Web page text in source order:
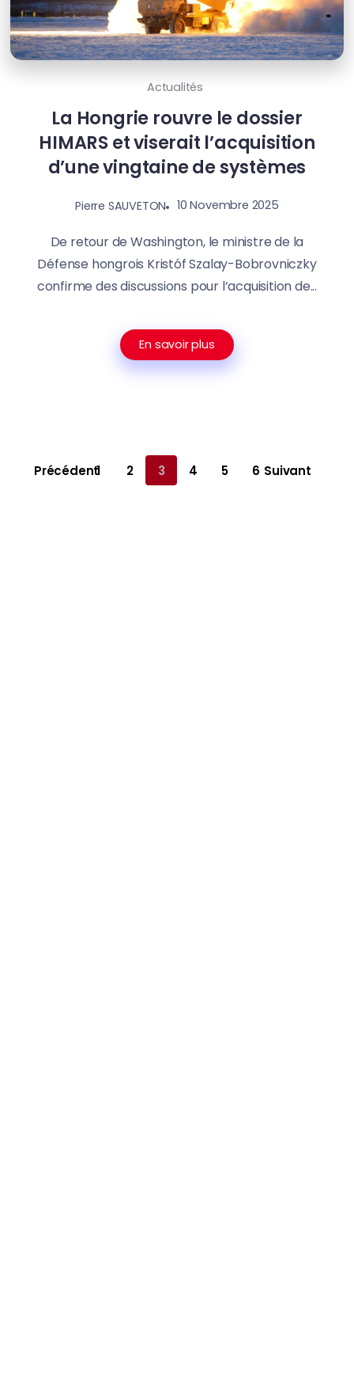
Actualités
La Hongrie rouvre le dossier
HIMARS et viserait l’acquisition
d’une vingtaine de systèmes
Pierre SAUVETON 10 Novembre 2025
De retour de Washington, le ministre de la
Défense hongrois Kristóf Szalay-Bobrovniczky
confirme des discussions pour l’acquisition de...
En savoir plus
Précédent1 2 3 4 5 6 Suivant